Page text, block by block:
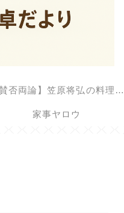
【賛否両論】笠原将弘の料理のほそ道
家事ヤロウ